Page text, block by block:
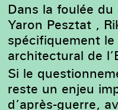
Dans la foulée
Yaron Pesztat ,
spécifiquement
architectural de
Si le
reste un enjeu
d’après-guerre,